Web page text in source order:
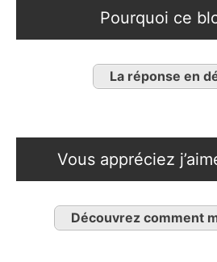
Pourquoi ce
La réponse en
Vous appréciez
Découvrez comment